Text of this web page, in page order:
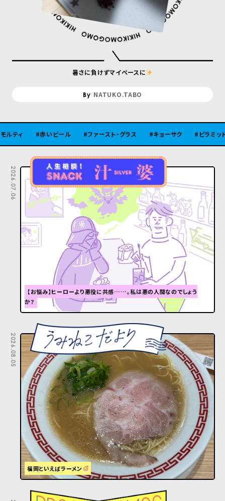
暑さに負けずマイペースに
NATUKO.TABO
赤いビール ファースト・グラス キョーサク ピラミッド 古
2026.07.06
【お悩み】ヒーローより悪役に共感……。私は悪の人間なのでしょう
か？
2026.08.05
福岡といえばラーメン